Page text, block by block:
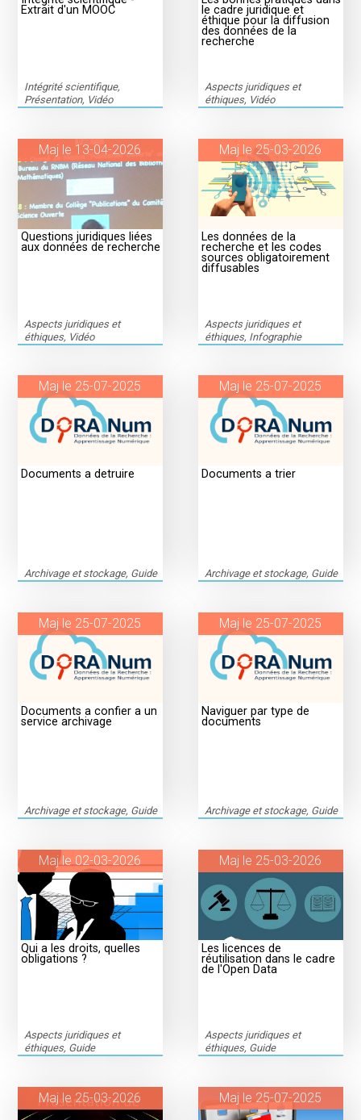
Extrait d'un MOOC
Intégrité scientifique,
Présentation, Vidéo
le cadre juridique et
éthique pour la diffusion
des données de la
recherche
Aspects juridiques et
éthiques, Vidéo
Maj le 13-04-2026
Questions juridiques liées
aux données de recherche
Aspects juridiques et
éthiques, Vidéo
Maj le 25-03-2026
Les données de la
recherche et les codes
sources obligatoirement
diffusables
Aspects juridiques et
éthiques, Infographie
Maj le 25-07-2025
Documents a detruire
Archivage et stockage, Guide
Maj le 25-07-2025
Documents a trier
Archivage et stockage, Guide
Maj le 25-07-2025
Documents a confier a un
service archivage
Archivage et stockage, Guide
Maj le 25-07-2025
Naviguer par type de
documents
Archivage et stockage, Guide
Maj le 02-03-2026
Qui a les droits, quelles
obligations ?
Aspects juridiques et
éthiques, Guide
Maj le 25-03-2026
Les licences de
réutilisation dans le cadre
de l'Open Data
Aspects juridiques et
éthiques, Guide
Maj le 25-03-2026 Maj le 25-07-2025